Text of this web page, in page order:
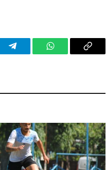
Telegram WhatsAppCopy